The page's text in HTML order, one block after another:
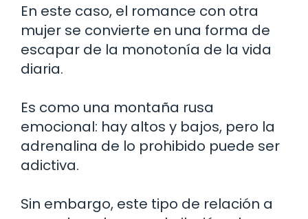
En este caso, el romance con otra
mujer se convierte en una forma de
escapar de la monotonía de la vida
diaria.
Es como una montaña rusa
emocional: hay altos y bajos, pero la
adrenalina de lo prohibido puede ser
adictiva.
Sin embargo, este tipo de relación a